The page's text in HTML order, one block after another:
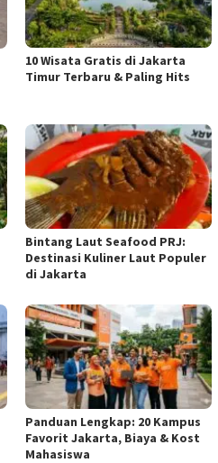
10 Wisata Gratis di Jakarta
Timur Terbaru & Paling Hits
Bintang Laut Seafood PRJ:
Destinasi Kuliner Laut Populer
di Jakarta
Panduan Lengkap: 20 Kampus
Favorit Jakarta, Biaya & Kost
Mahasiswa